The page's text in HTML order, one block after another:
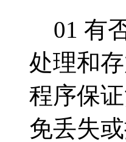
01 有
处理和
程序保
免丢失